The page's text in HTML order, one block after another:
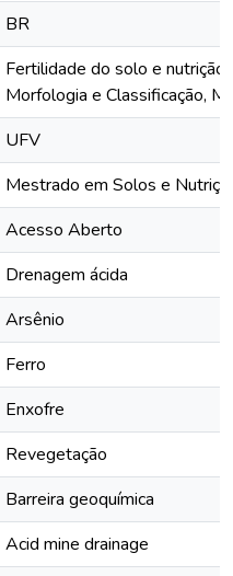
BR
Fertilidade do solo e nutrição
Morfologia e Classificação,
UFV
Mestrado em Solos e
Acesso Aberto
Drenagem ácida
Arsênio
Ferro
Enxofre
Revegetação
Barreira geoquímica
Acid mine drainage